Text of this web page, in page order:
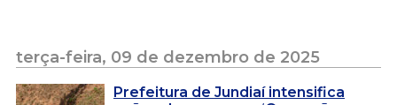
terça-feira, 09 de dezembro de 2025
Prefeitura de Jundiaí intensifica